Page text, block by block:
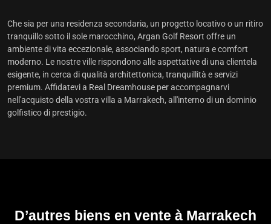
Che sia per una residenza secondaria, un progetto locativo o un ritiro
tranquillo sotto il sole marocchino, Argan Golf Resort offre un
ambiente di vita eccezionale, associando sport, natura e comfort
moderno. Le nostre ville rispondono alle aspettative di una clientela
esigente, in cerca di qualità architettonica, tranquillità e servizi
premium. Affidatevi a Real Dreamhouse per accompagnarvi
nell'acquisto della vostra villa a Marrakech, all'interno di un dominio
golfistico di prestigio.
D’autres biens en vente à Marrakech